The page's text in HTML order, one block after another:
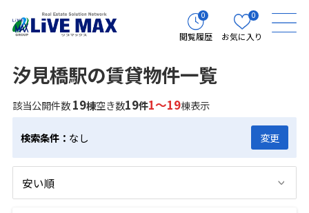
0
閲覧履歴
0
お気に入り
汐見橋駅の賃貸物件一覧
該当公開件数19棟空き数19件1～19棟表示
検索条件： なし 変更